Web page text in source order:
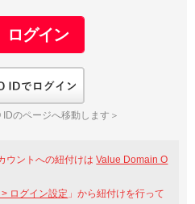
Amazon
Domain Oneのログイン画面へ遷移します
も登録可能
Yahoo!
IDのページへ移動します＞
ウントへの紐付けはValue Domain O
ログイン設定 」から紐付けを行って